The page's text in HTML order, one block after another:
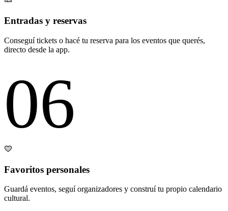
Entradas y reservas
Conseguí tickets o hacé tu reserva para los eventos que querés,
directo desde la app.
06
Favoritos personales
Guardá eventos, seguí organizadores y construí tu propio calendario
cultural.